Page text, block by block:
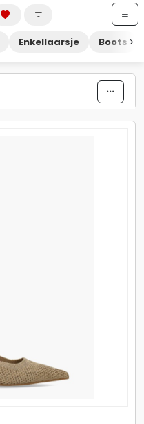
Enkellaarsje Boots